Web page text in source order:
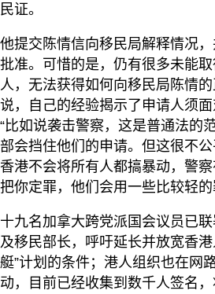
民证。
他提交陈情信向移民局解释情况
批准。可惜的是，仍有很多未能
人，无法获得如何向移民局陈情
说，自己的经验揭示了申请人须面
“比如说袭击警察，这是普通法的
部会挡住他们的申请。但这很不
香港不会将所有人都搞暴动，警
把你定罪，他们会用一些比较轻
十九名加拿大跨党派国会议员已
及移民部长，呼吁延长并放宽香
艇”计划的条件；港人组织也在网
动，目前已经收集到数千人签名